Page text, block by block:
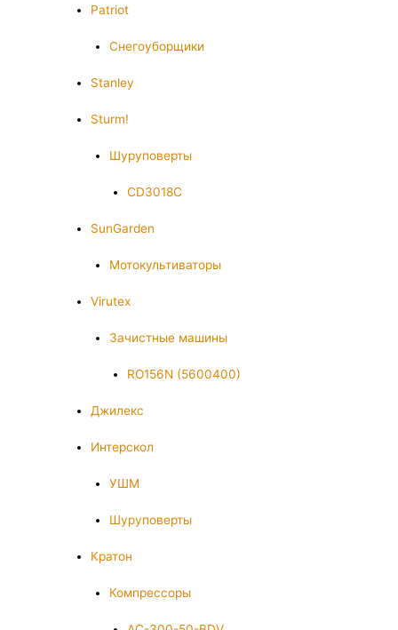
Patriot
Снегоуборщики
Stanley
Sturm!
Шуруповерты
CD3018C
SunGarden
Мотокультиваторы
Virutex
Зачистные машины
RO156N (5600400)
Джилекс
Интерскол
УШМ
Шуруповерты
Кратон
Компрессоры